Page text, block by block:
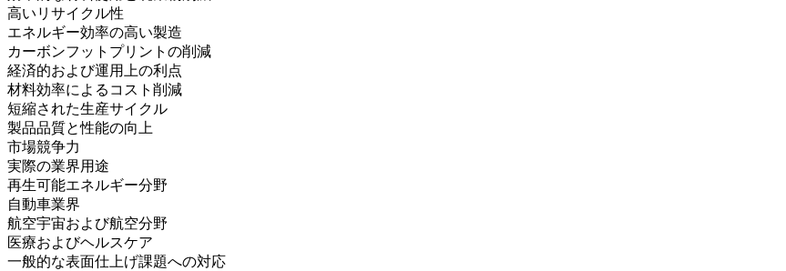
高いリサイクル性
エネルギー効率の高い製造
カーボンフットプリントの削減
経済的および運用上の利点
材料効率によるコスト削減
短縮された生産サイクル
製品品質と性能の向上
市場競争力
実際の業界用途
再生可能エネルギー分野
自動車業界
航空宇宙および航空分野
医療およびヘルスケア
一般的な表面仕上げ課題への対応